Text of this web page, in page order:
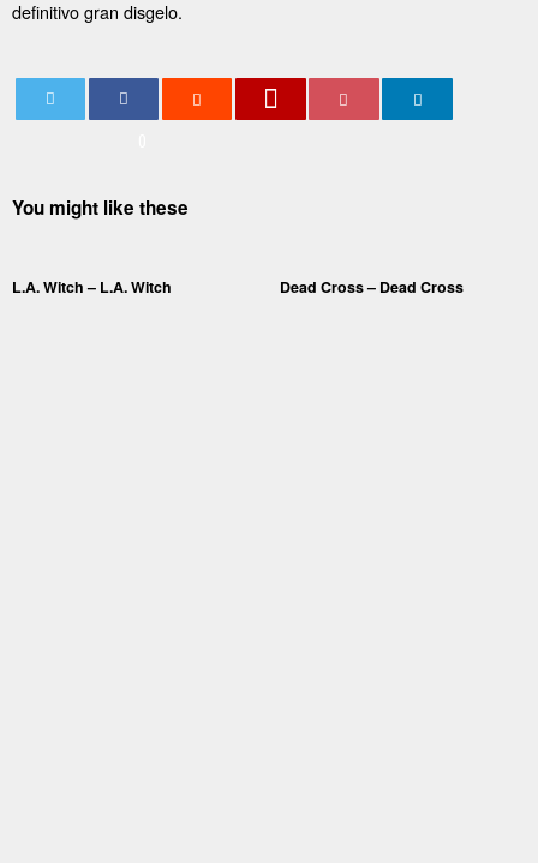
definitivo gran disgelo.
You might like these
L.A. Witch – L.A. Witch Dead Cross – Dead Cross